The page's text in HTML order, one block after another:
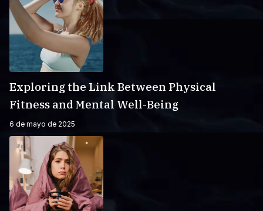
Exploring the Link Between Physical
Fitness and Mental Well-Being
6 de mayo de 2025